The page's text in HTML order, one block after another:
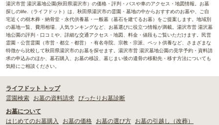
湯沢市営 湯沢墓地公園(秋田県湯沢市）の価格・評判・バスや車のアクセス・地図情報。お墓
探しのlife.（ライフドット）は、秋田県湯沢市の霊園・墓地の中からおすすめのお墓や、ご自
宅近くの樹木葬・納骨堂・永代供養墓・一般墓（墓石を建てるお墓）をご提案します。地域別
の墓地一覧、費用相場、人気ランキングなど、お墓選びに役立つ情報が満載。湯沢市営 湯沢墓
地公園の評判・口コミや、詳細な交通アクセス・地図、料金・値段もご覧いただけます。民営
霊園・公営霊園（市営・都立・都営）・有名寺院、宗教・宗派、ペット供養など、さまざまな
特徴から比較して秋田県湯沢市のお墓を探せます。湯沢市営 湯沢墓地公園の見学予約・資料請
求の申込みのほか、墓石購入、お墓の移設、墓じまい後の遺骨の移動先・移す方法についても
気軽にご相談ください。
ライフドット トップ
霊園検索
お墓の資料請求 ぴったりお墓診断
お墓について
はじめてのお墓購入
お墓の価格 お墓の選び方
お墓の引越し（改葬）